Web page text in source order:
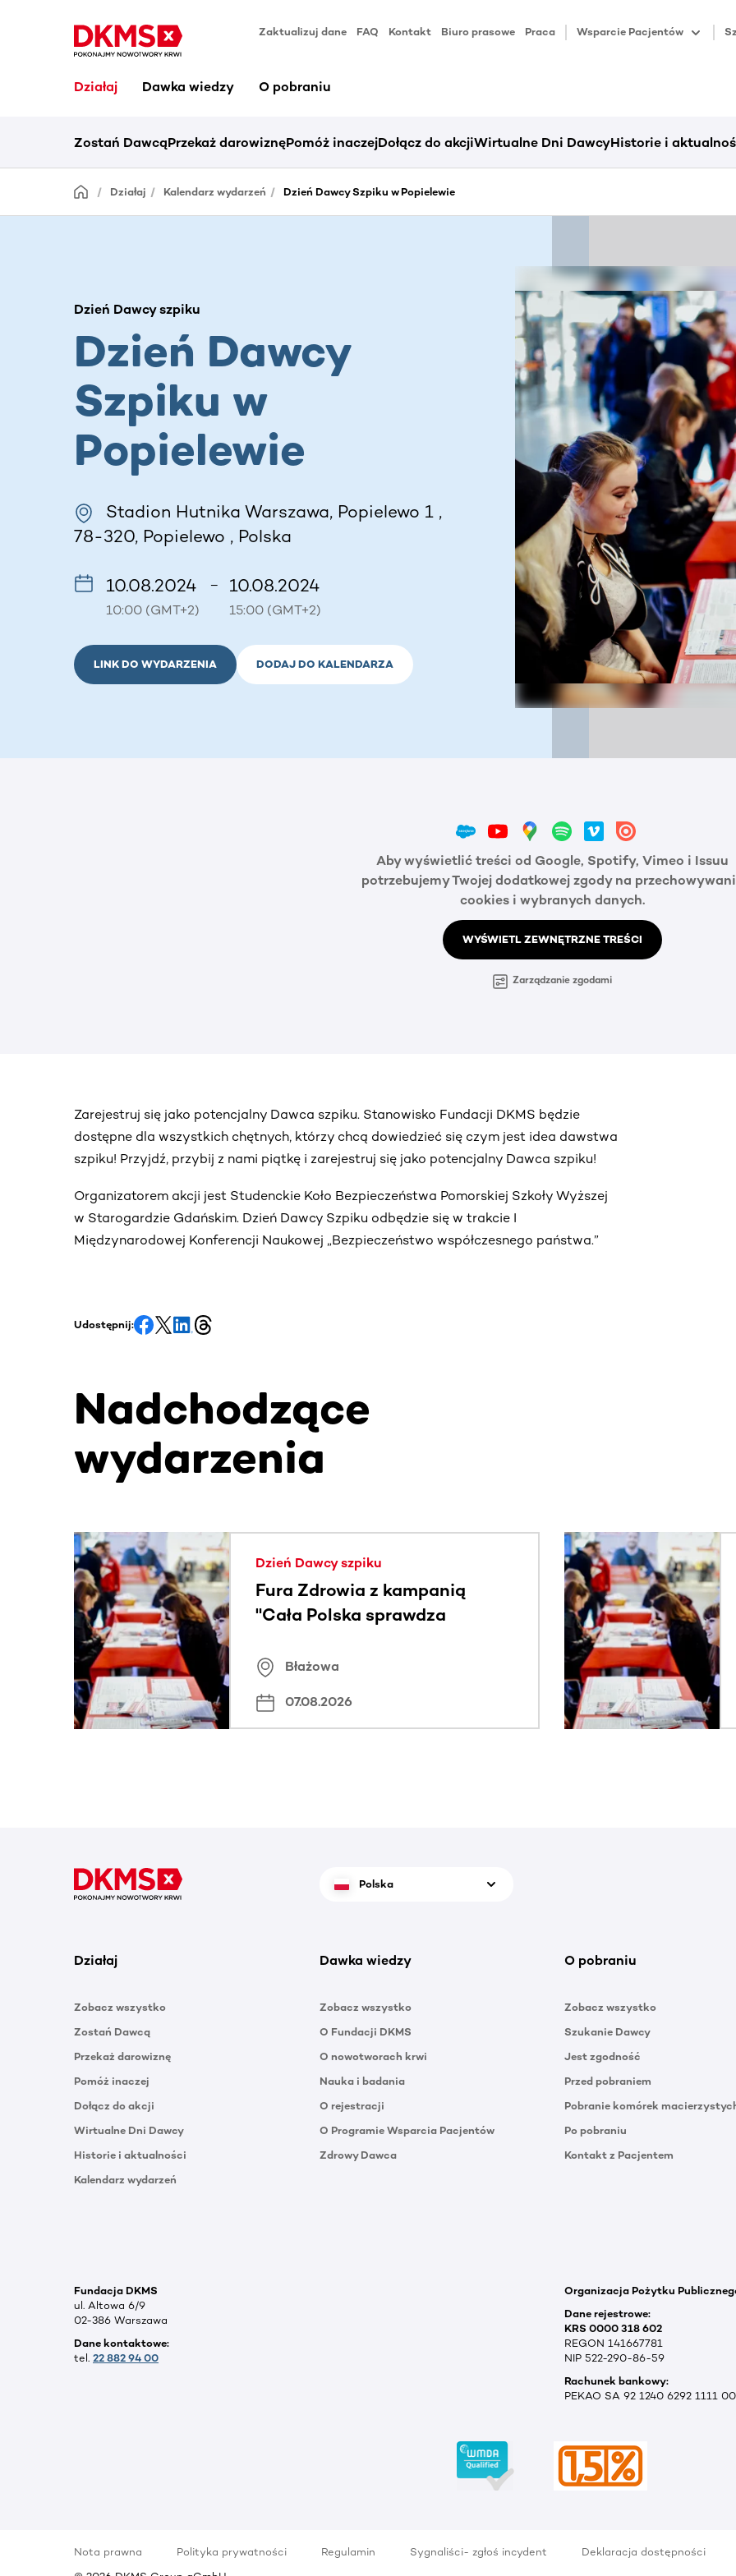
Zaktualizuj dane FAQ Kontakt Biuro prasowe Praca Wsparcie Pacjentów
Działaj Dawka wiedzy O pobraniu
Zostań DawcąPrzekaż darowiznęPomóż inaczejDołącz do akcjiWirtualne Dni DawcyHistorie i
Działaj Kalendarz wydarzeń Dzień Dawcy Szpiku w Popielewie
Dzień Dawcy szpiku
Dzień Dawcy
Szpiku w
Popielewie
Stadion Hutnika Warszawa, Popielewo 1 ,
78-320, Popielewo , Polska
10.08.2024
10:00 (GMT+2)
– 10.08.2024
15:00 (GMT+2)
LINK DO WYDARZENIA DODAJ DO KALENDARZA
Aby wyświetlić treści od Google, Spotify, Vimeo i Issuu
potrzebujemy Twojej dodatkowej zgody na
cookies i wybranych danych.
WYŚWIETL ZEWNĘTRZNE TREŚCI
Zarządzanie zgodami
Zarejestruj się jako potencjalny Dawca szpiku. Stanowisko Fundacji DKMS będzie
dostępne dla wszystkich chętnych, którzy chcą dowiedzieć się czym jest idea dawstwa
szpiku! Przyjdź, przybij z nami piątkę i zarejestruj się jako potencjalny Dawca szpiku!
Organizatorem akcji jest Studenckie Koło Bezpieczeństwa Pomorskiej Szkoły Wyższej
w Starogardzie Gdańskim. Dzień Dawcy Szpiku odbędzie się w trakcie I
Międzynarodowej Konferencji Naukowej „Bezpieczeństwo współczesnego państwa.”
Udostępnij:
Nadchodzące
wydarzenia
Ta sekcja zawiera treści przewijane w poziomie. Użyj klawisza Tab lub przesuń palcem, aby zobaczyć
Dzień Dawcy szpiku
Fura Zdrowia z kampanią
"Cała Polska sprawdza
Błażowa
07.08.2026
Polska
Działaj
Zobacz wszystko
Zostań Dawcą
Przekaż darowiznę
Pomóż inaczej
Dołącz do akcji
Wirtualne Dni Dawcy
Historie i aktualności
Kalendarz wydarzeń
Dawka wiedzy
Zobacz wszystko
O Fundacji DKMS
O nowotworach krwi
Nauka i badania
O rejestracji
O Programie Wsparcia Pacjentów
Zdrowy Dawca
O pobraniu
Zobacz wszystko
Szukanie Dawcy
Jest zgodność
Przed pobraniem
Pobranie komórek
Po pobraniu
Kontakt z Pacjentem
Fundacja DKMS
ul. Altowa 6/9
02-386 Warszawa
Dane kontaktowe:
tel. 22 882 94 00
Organizacja Pożytku
Dane rejestrowe:
KRS 0000 318 602
REGON 141667781
NIP 522-290-86-59
Rachunek bankowy:
PEKAO SA 92 1240 6292 1111
Nota prawna Polityka prywatności Regulamin Sygnaliści- zgłoś incydent
Deklaracja dostępności